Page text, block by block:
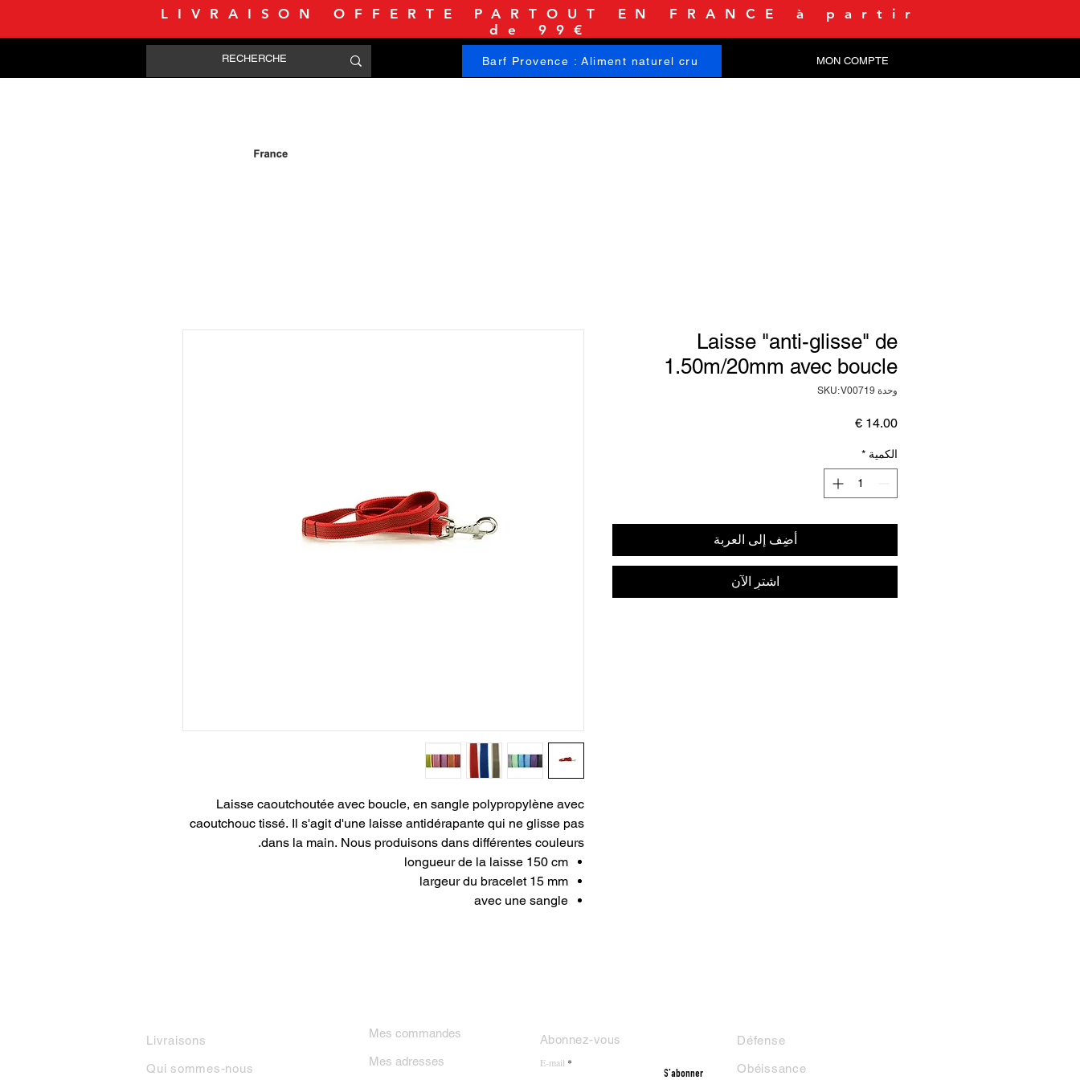
LIVRAISON OFFERTE PARTOUT EN FRANCE à partir
de 99€
Barf Provence : Aliment naturel cru MON COMPTE
Laisse caoutchoutée avec boucle, en sangle polypropylène avec
caoutchouc tissé. Il s'agit d'une laisse antidérapante qui ne glisse pas
dans la main. Nous produisons dans différentes couleurs.
longueur de la laisse 150 cm
largeur du bracelet 15 mm
avec une sangle
Laisse "anti-glisse" de
1.50m/20mm avec boucle
وحدة SKU: V00719
السعر
الكمية *
أضِف إلى العربة
اشترِ الآن
Livraisons
Qui sommes-nous
Abonnez-vous
E-mail
S'abonner
Défense
Obéissance
Mes commandes
Mes adresses